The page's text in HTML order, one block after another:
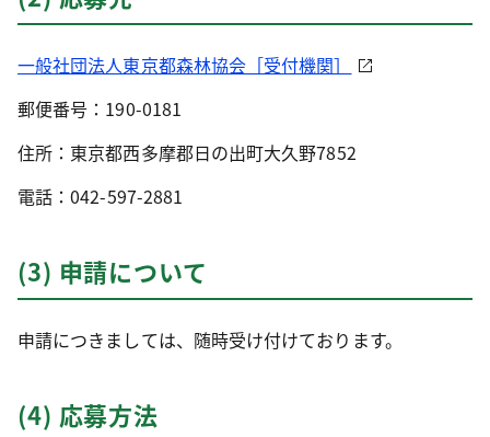
一般社団法人東京都森林協会［受付機関］
郵便番号：190-0181
住所：東京都西多摩郡日の出町大久野7852
電話：042-597-2881
(3) 申請について
申請につきましては、随時受け付けております。
(4) 応募方法